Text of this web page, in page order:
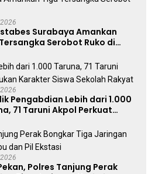
Surabaya Amankan
Serobot Ruko di
Pengabdian Lebih dari 1.000
71 Taruni Akpol Perkuat
Rakyat
Polres Tanjung Perak